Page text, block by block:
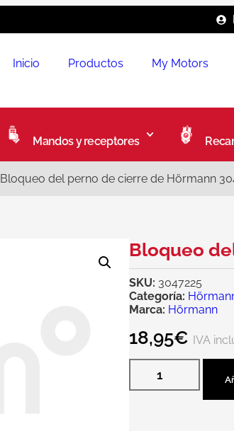
Inicio Productos My Motors
Mandos y receptores
Bloqueo del perno de cierre de Hörmann
Bloqueo
SKU: 3047225
Categoría:
Marca: Hörmann
18,95€ IVA